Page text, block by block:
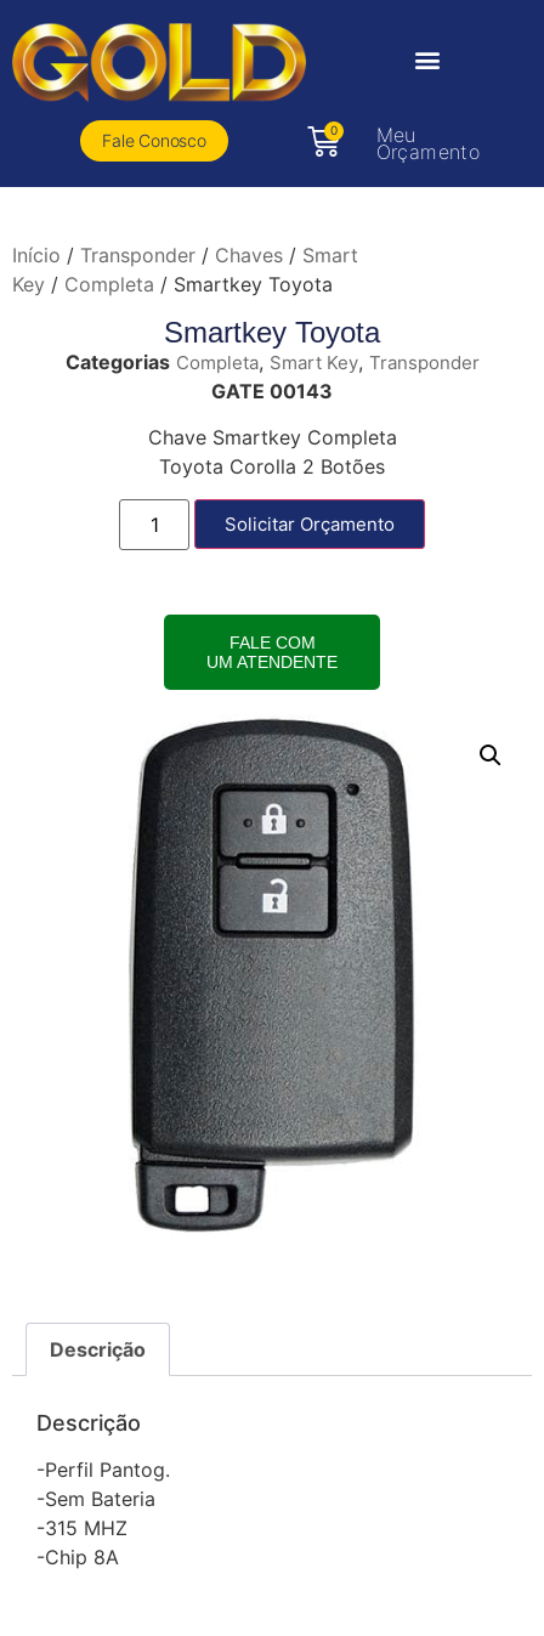
Fale Conosco
0 Meu
Orçamento
Início / Transponder / Chaves / Smart
Key / Completa / Smartkey Toyota
Smartkey Toyota
Categorias Completa, Smart Key, Transponder
GATE 00143
Chave Smartkey Completa
Toyota Corolla 2 Botões
Solicitar Orçamento
FALE COM
UM ATENDENTE
Descrição
Descrição
-Perfil Pantog.
-Sem Bateria
-315 MHZ
-Chip 8A